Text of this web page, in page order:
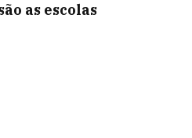
as escolas